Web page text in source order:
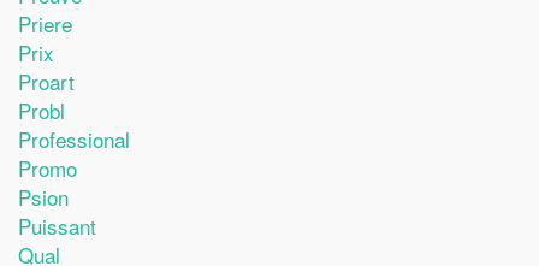
Priere
Prix
Proart
Probl
Professional
Promo
Psion
Puissant
Qual